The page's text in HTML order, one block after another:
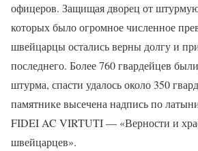
офицеров. Защищая дворец от
которых было огромное численное
швейцарцы остались верны долгу и
последнего. Более 760 гвардейцев
штурма, спасти удалось около 350
памятнике высечена надпись по
FIDEI AC VIRTUTI — «Верности и
швейцарцев».